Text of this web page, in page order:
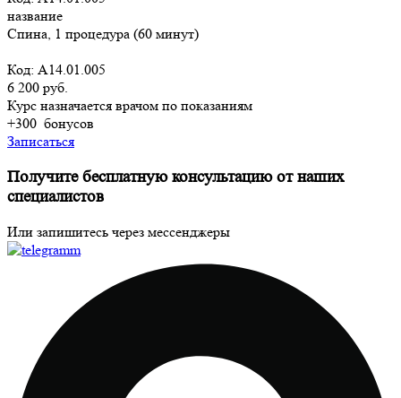
название
Спина, 1 процедура (60 минут)
Код: A14.01.005
6 200 руб.
Курс назначается врачом по показаниям
+300 бонусов
Записаться
Получите бесплатную консультацию от наших
специалистов
Или запишитесь через мессенджеры